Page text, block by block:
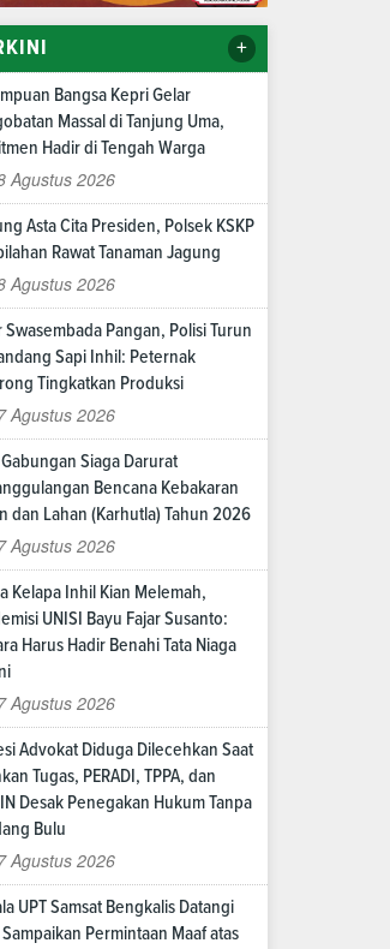
+
Bangsa Kepri Gelar
Massal di Tanjung Uma,
Hadir di Tengah Warga
Agustus 2026
Asta Cita Presiden, Polsek KSKP
Rawat Tanaman Jagung
Agustus 2026
Swasembada Pangan, Polisi Turun
Sapi Inhil: Peternak
Tingkatkan Produksi
Agustus 2026
Siaga Darurat
Bencana Kebakaran
dan Lahan (Karhutla) Tahun 2026
Agustus 2026
Kelapa Inhil Kian Melemah,
UNISI Bayu Fajar Susanto:
Harus Hadir Benahi Tata Niaga
Agustus 2026
Advokat Diduga Dilecehkan Saat
Tugas, PERADI, TPPA, dan
Desak Penegakan Hukum Tanpa
Bulu
Agustus 2026
UPT Samsat Bengkalis Datangi
Sampaikan Permintaan Maaf atas